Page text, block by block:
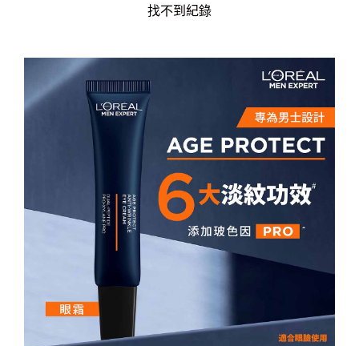
找不到紀錄